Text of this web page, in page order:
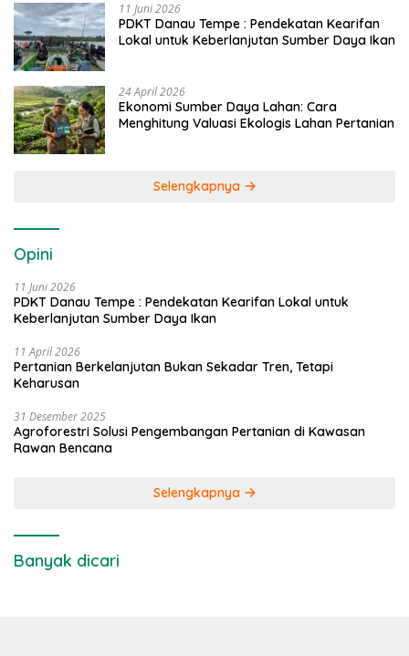
11 Juni 2026
PDKT Danau Tempe : Pendekatan Kearifan
Lokal untuk Keberlanjutan Sumber Daya Ikan
24 April 2026
Ekonomi Sumber Daya Lahan: Cara
Menghitung Valuasi Ekologis Lahan Pertanian
Selengkapnya
Opini
11 Juni 2026
PDKT Danau Tempe : Pendekatan Kearifan Lokal untuk
Keberlanjutan Sumber Daya Ikan
11 April 2026
Pertanian Berkelanjutan Bukan Sekadar Tren, Tetapi
Keharusan
31 Desember 2025
Agroforestri Solusi Pengembangan Pertanian di Kawasan
Rawan Bencana
Selengkapnya
Banyak dicari